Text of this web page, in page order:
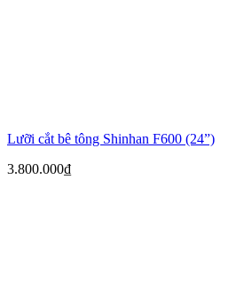
Lưỡi cắt bê tông Shinhan F600 (24”)
3.800.000₫